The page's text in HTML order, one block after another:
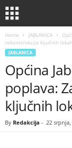
Home JABLANICA
rekonstrukcija ključnih
JABLANICA
Općina
poplava:
ključnih
By Redakcija - 22 srpnja,